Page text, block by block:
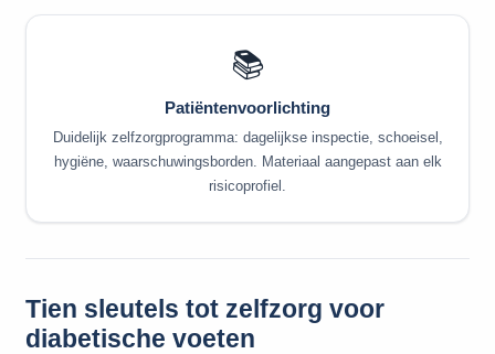
📚
Patiëntenvoorlichting
Duidelijk zelfzorgprogramma: dagelijkse inspectie, schoeisel,
hygiëne, waarschuwingsborden. Materiaal aangepast aan elk
risicoprofiel.
Tien sleutels tot zelfzorg voor
diabetische voeten